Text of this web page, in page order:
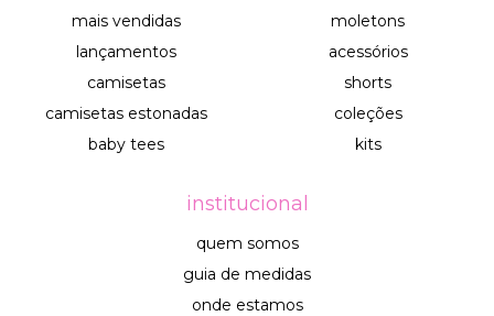
mais vendidas
lançamentos
camisetas
camisetas estonadas
baby tees
moletons
acessórios
shorts
coleções
kits
institucional
quem somos
guia de medidas
onde estamos